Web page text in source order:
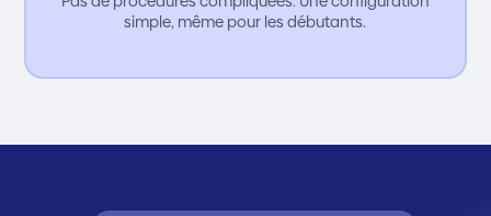
simple, même pour les débutants.